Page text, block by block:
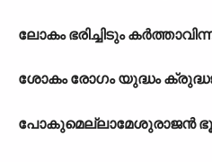
ലോകം ഭരിച്ചിടും
ശോകം രോഗം യുദ്ധം
പോകുമെല്ലാമേശുരാജൻ